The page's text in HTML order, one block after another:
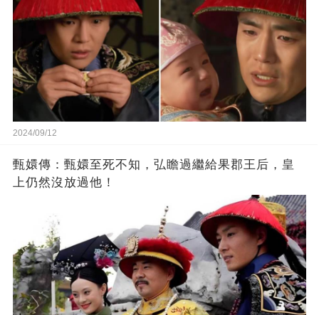
2024/09/12
甄嬛傳：甄嬛至死不知，弘瞻過繼給果郡王后，皇
上仍然沒放過他！